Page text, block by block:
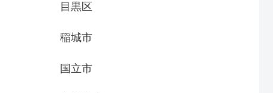
目黒区
稲城市
国立市